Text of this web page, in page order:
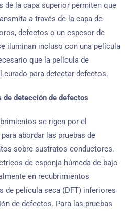
de la capa superior permiten que
a través de la capa de
defectos o un espesor de
iluminan incluso con una película
que la película de
curado para detectar defectos.
detección de defectos
se rigen por el
abordar las pruebas de
sobre sustratos conductores.
de esponja húmeda de bajo
en recubrimientos
de película seca (DFT) inferiores
de defectos. Para las pruebas